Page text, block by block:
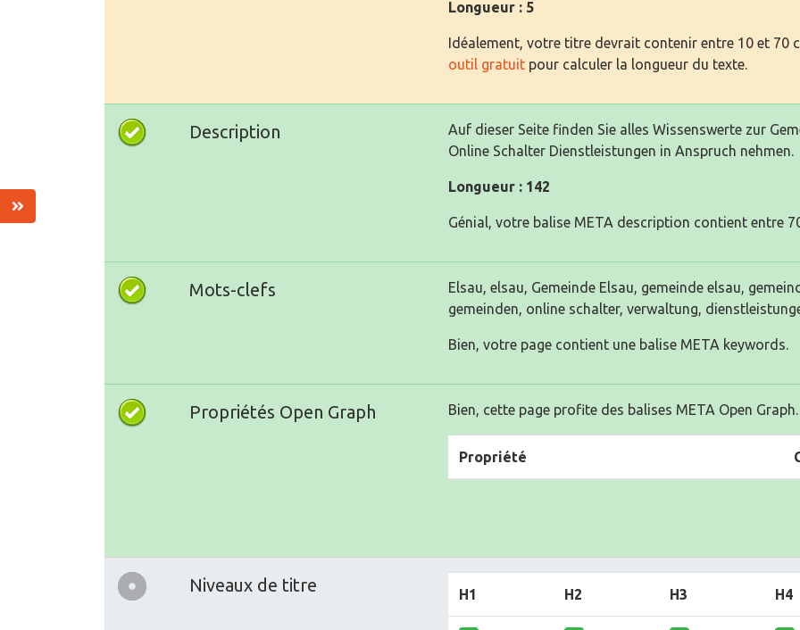
Longueur : 5
Idéalement, votre titre devrait contenir entre 10 et 70
outil gratuit pour calculer la longueur du texte.
Description
Auf dieser Seite finden Sie alles Wissenswerte zur
Online Schalter Dienstleistungen in Anspruch nehmen.
Longueur : 142
Génial, votre balise META description contient entre
Mots-clefs
Elsau, elsau, Gemeinde Elsau, gemeinde elsau,
gemeinden, online schalter, verwaltung,
Bien, votre page contient une balise META keywords.
Propriétés Open Graph Bien, cette page profite des balises META Open Graph.
Propriété
Niveaux de titre H1 H2 H3 H4